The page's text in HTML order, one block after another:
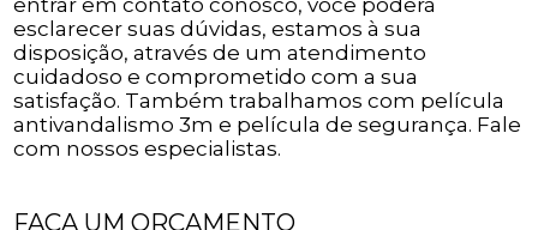
entrar em contato conosco, você poderá
esclarecer suas dúvidas, estamos à sua
disposição, através de um atendimento
cuidadoso e comprometido com a sua
satisfação. Também trabalhamos com película
antivandalismo 3m e película de segurança. Fale
com nossos especialistas.
FAÇA UM ORÇAMENTO